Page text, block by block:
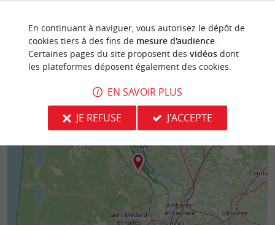
En continuant à naviguer, vous autorisez le dépôt de
cookies tiers à des fins de mesure d'audience.
Certaines pages du site proposent des vidéosdont
les plateformes déposent également des cookies.
EN SAVOIR PLUS
JE REFUSE
J'ACCEPTE